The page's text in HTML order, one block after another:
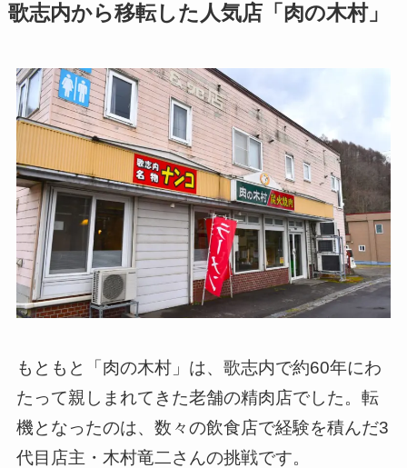
歌志内から移転した人気店「肉の木村」
もともと「肉の木村」は、歌志内で約60年にわ
たって親しまれてきた老舗の精肉店でした。転
機となったのは、数々の飲食店で経験を積んだ3
代目店主・木村竜二さんの挑戦です。